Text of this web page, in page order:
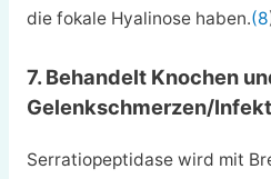
die fokale Hyalinose haben.(8
7. Behandelt Knochen
Gelenkschmerzen/
Serratiopeptidase wird mit